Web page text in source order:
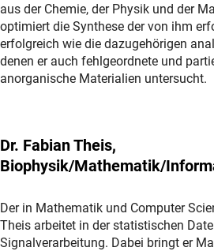
aus der Chemie, der Physik und der
optimiert die Synthese der von ihm
erfolgreich wie die dazugehörigen
denen er auch fehlgeordnete und
anorganische Materialien untersucht.
Dr. Fabian Theis,
Biophysik/Mathematik/
Der in Mathematik und Computer
Theis arbeitet in der statistischen
Signalverarbeitung. Dabei bringt er